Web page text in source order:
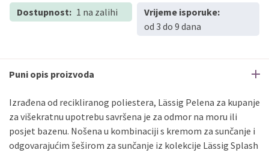
Dostupnost: 1 na zalihi
Vrijeme isporuke:
od 3 do 9 dana
Puni opis proizvoda
Izrađena od recikliranog poliestera, Lässig Pelena za kupanje
za višekratnu upotrebu savršena je za odmor na moru ili
posjet bazenu. Nošena u kombinaciji s kremom za sunčanje i
odgovarajućim šeširom za sunčanje iz kolekcije Lässig Splash